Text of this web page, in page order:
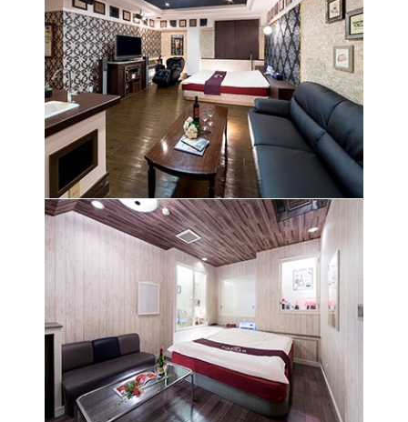
大人の雰囲気が溢れる空間
かわいいトイたちが迎えてくれ楽しい気分にさせ
てくれる